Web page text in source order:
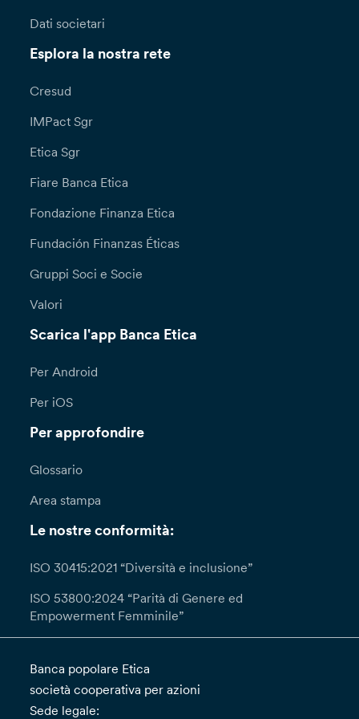
Dati societari
Esplora la nostra rete
Cresud
IMPact Sgr
Etica Sgr
Fiare Banca Etica
Fondazione Finanza Etica
Fundación Finanzas Éticas
Gruppi Soci e Socie
Valori
Scarica l'app Banca Etica
Per Android
Per iOS
Per approfondire
Glossario
Area stampa
Le nostre conformità:
ISO 30415:2021 “Diversità e inclusione”
ISO 53800:2024 “Parità di Genere ed
Empowerment Femminile”
Banca popolare Etica
società cooperativa per azioni
Sede legale: